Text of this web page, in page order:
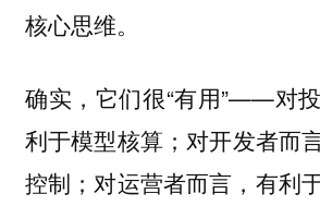
核心思维。
确实，它们很“有用”——对
利于模型核算；对开发者而
控制；对运营者而言，有利